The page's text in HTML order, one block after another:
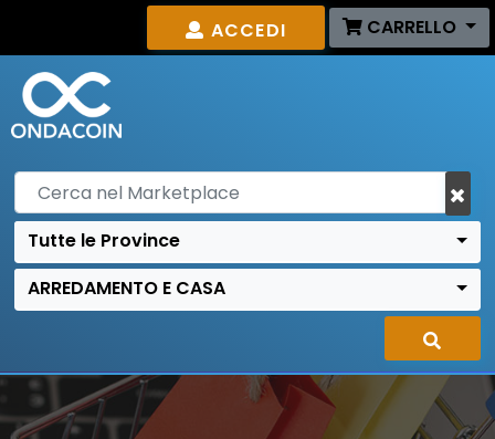
ACCEDI CARRELLO
Tutte le Province
ARREDAMENTO E CASA